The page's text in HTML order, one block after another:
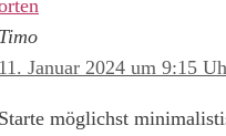
Timo
11. Januar 2024 um 9:15
Starte möglichst